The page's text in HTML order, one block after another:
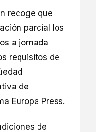
recoge que
parcial los
a jornada
requisitos de
de
Europa Press.
de